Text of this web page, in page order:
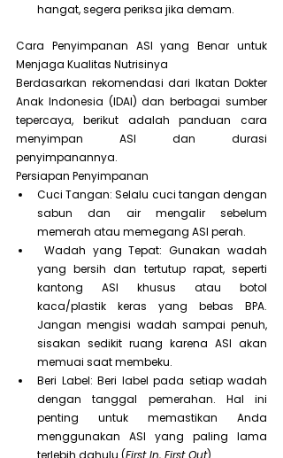
hangat, segera periksa jika demam.
Cara Penyimpanan ASI yang Benar untuk
Menjaga Kualitas Nutrisinya
Berdasarkan rekomendasi dari Ikatan Dokter
Anak Indonesia (IDAI) dan berbagai sumber
tepercaya, berikut adalah panduan cara
menyimpan ASI dan durasi
penyimpanannya.
Persiapan Penyimpanan
Cuci Tangan: Selalu cuci tangan dengan
sabun dan air mengalir sebelum
memerah atau memegang ASI perah.
Wadah yang Tepat: Gunakan wadah
yang bersih dan tertutup rapat, seperti
kantong ASI khusus atau botol
kaca/plastik keras yang bebas BPA.
Jangan mengisi wadah sampai penuh,
sisakan sedikit ruang karena ASI akan
memuai saat membeku.
Beri Label: Beri label pada setiap wadah
dengan tanggal pemerahan. Hal ini
penting untuk memastikan Anda
menggunakan ASI yang paling lama
terlebih dahulu (First In, First Out)